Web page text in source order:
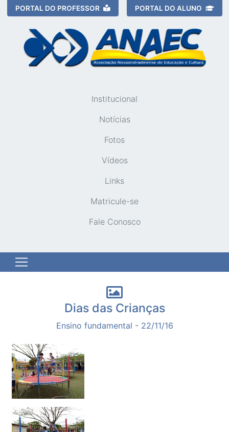
PORTAL DO PROFESSOR PORTAL DO ALUNO
Institucional
Notícias
Fotos
Vídeos
Links
Matricule-se
Fale Conosco
Dias das Crianças
Ensino fundamental - 22/11/16